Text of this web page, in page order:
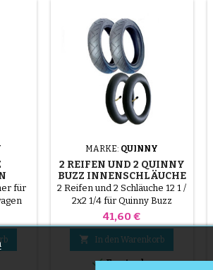
für
MARKE: QUINNY
2 REIFEN UND 2 QUINNY
BUZZ INNENSCHLÄUCHE
2 Reifen und 2 Schläuche 12 1 /
2x2 1/4 für Quinny Buzz
Kinderwagen
Preis
41,60 €
 In den Warenkorb
En stock